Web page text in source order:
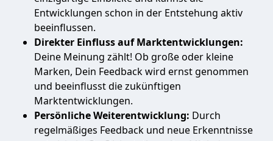
Entwicklungen schon in der Entstehung aktiv
beeinflussen.
Direkter Einfluss auf Marktentwicklungen:
Deine Meinung zählt! Ob große oder kleine
Marken, Dein Feedback wird ernst genommen
und beeinflusst die zukünftigen
Marktentwicklungen.
Persönliche Weiterentwicklung: Durch
regelmäßiges Feedback und neue Erkenntnisse